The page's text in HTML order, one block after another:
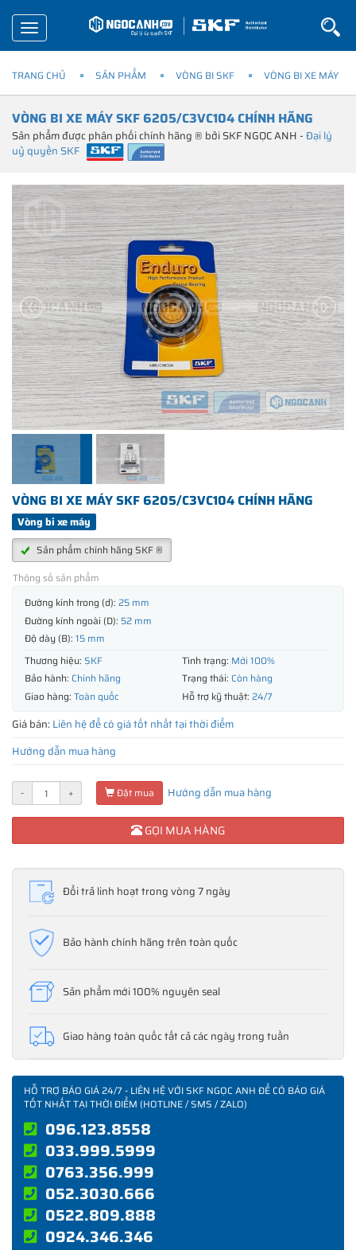
Toggle
navigation
TRANG CHỦ SẢN PHẨM VÒNG BI SKF VÒNG BI XE MÁY
VÒNG BI XE MÁY SKF 6205/C3VC104 CHÍNH HÃNG
Sản phẩm được phân phối chính hãng ® bởi SKF NGỌC ANH -Đại lý
uỷ quyền SKF
VÒNG BI XE MÁY SKF 6205/C3VC104 CHÍNH HÃNG
Vòng bi xe máy
Sản phẩm chính hãng SKF ®
Thông số sản phẩm
Đường kính trong (d): 25 mm
Đường kính ngoài (D): 52 mm
Độ dày (B): 15 mm
Thương hiệu: SKF Tình trạng: Mới 100%
Bảo hành: Chính hãng Trạng thái: Còn hàng
Giao hàng: Toàn quốc Hỗ trợ kỹ thuật: 24/7
Giá bán: Liên hệ để có giá tốt nhất tại thời điểm
Hướng dẫn mua hàng
- + Đặt mua Hướng dẫn mua hàng
GỌI MUA HÀNG
Đổi trả linh hoạt trong vòng 7 ngày
Bảo hành chính hãng trên toàn quốc
Sản phẩm mới 100% nguyên seal
Giao hàng toàn quốc tất cả các ngày trong tuần
HỖ TRỢ BÁO GIÁ 24/7 - LIÊN HỆ VỚI SKF NGỌC ANH ĐỂ CÓ BÁO GIÁ
TỐT NHẤT TẠI THỜI ĐIỂM (HOTLINE / SMS / ZALO)
096.123.8558
033.999.5999
0763.356.999
052.3030.666
0522.809.888
0924.346.346